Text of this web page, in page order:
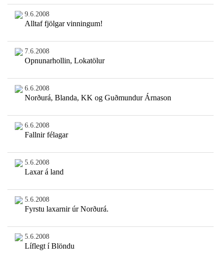
9.6.2008
Alltaf fjölgar vinningum!
7.6.2008
Opnunarhollin, Lokatölur
6.6.2008
Norðurá, Blanda, KK og Guðmundur Árnason
6.6.2008
Fallnir félagar
5.6.2008
Laxar á land
5.6.2008
Fyrstu laxarnir úr Norðurá.
5.6.2008
Líflegt í Blöndu